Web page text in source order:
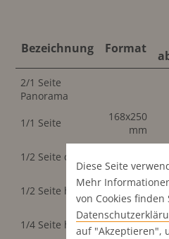
Bezeichnung Format
2/1 Seite
Panorama
1/1 Seite
168x250
mm
1/2 Seite quer
mm
1/2 Seite hoch
82x250
mm
1/4 Seite hoch
82x123
mm
Diese Seite
Mehr
von Cookies finden
auf "Akzeptieren",